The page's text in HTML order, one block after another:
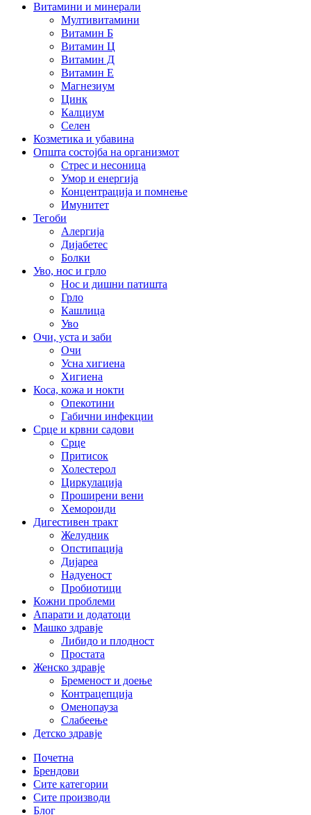
Витамини и минерали
Мултивитамини
Витамин Б
Витамин Ц
Витамин Д
Витамин Е
Магнезиум
Цинк
Калциум
Селен
Козметика и убавина
Општа состојба на организмот
Стрес и несоница
Умор и енергија
Концентрација и помнење
Имунитет
Тегоби
Алергија
Дијабетес
Болки
Уво, нос и грло
Нос и дишни патишта
Грло
Кашлица
Уво
Очи, уста и заби
Очи
Усна хигиена
Хигиена
Коса, кожа и нокти
Опекотини
Габични инфекции
Срце и крвни садови
Срце
Притисок
Холестерол
Циркулација
Проширени вени
Хемороиди
Дигестивен тракт
Желудник
Опстипација
Дијареа
Надуеност
Пробиотици
Кожни проблеми
Апарати и додатоци
Машко здравје
Либидо и плодност
Простата
Женско здравје
Бременост и доење
Контрацепција
Оменопауза
Слабеење
Детско здравје
Почетна
Брендови
Сите категории
Сите производи
Блог